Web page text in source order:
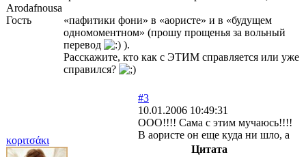
Arodafnousa
Гость
«пафитики фони» в «аористе» и в «будущем
одномоментном» (прошу прощенья за вольный
перевод
).
Расскажите, кто как с ЭТИМ справляется или уже
справился?
κoριτσάκι
#3
10.01.2006 10:49:31
ООО!!!! Сама с этим мучаюсь!!!!
В аористе он еще куда ни шло, а
Цитата